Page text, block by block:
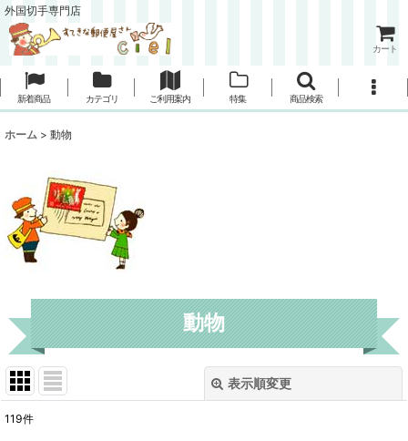
外国切手専門店
カート
新着商品 カテゴリ ご利用案内 特集 商品検索
ホーム > 動物
動物
表示順変更
119件